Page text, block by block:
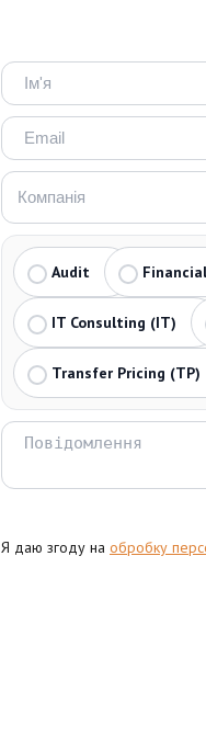
Audit
IT Consulting (IT)
Transfer Pricing (TP)
Я даю згоду на обробку